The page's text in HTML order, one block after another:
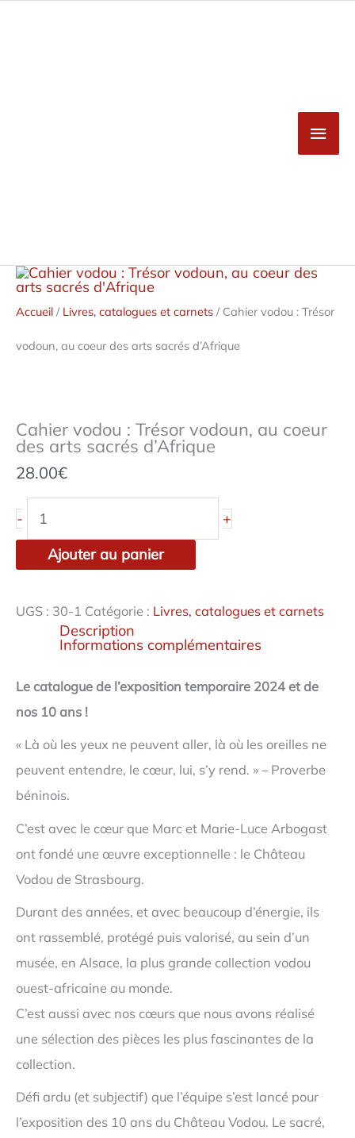
Aller
Accueil / Livres, catalogues et carnets / Cahier vodou : Trésor
vodoun, au coeur des arts sacrés d’Afrique
Cahier vodou : Trésor vodoun, au coeur
des arts sacrés d’Afrique
28.00€
-
quantité
de
vodou
Trésor
vodoun,
sacrés
d'Afrique
+
Ajouter au panier
UGS : 30-1 Catégorie : Livres, catalogues et carnets
Description
Informations complémentaires
Le catalogue de l’exposition temporaire 2024 et de
nos 10 ans !
« Là où les yeux ne peuvent aller, là où les oreilles ne
peuvent entendre, le cœur, lui, s’y rend. » – Proverbe
béninois.
C’est avec le cœur que Marc et Marie-Luce Arbogast
ont fondé une œuvre exceptionnelle : le Château
Vodou de Strasbourg.
Durant des années, et avec beaucoup d’énergie, ils
ont rassemblé, protégé puis valorisé, au sein d’un
musée, en Alsace, la plus grande collection vodou
ouest-africaine au monde.
C’est aussi avec nos cœurs que nous avons réalisé
une sélection des pièces les plus fascinantes de la
collection.
Défi ardu (et subjectif) que l’équipe s’est lancé pour
l’exposition des 10 ans du Château Vodou. Le sacré,